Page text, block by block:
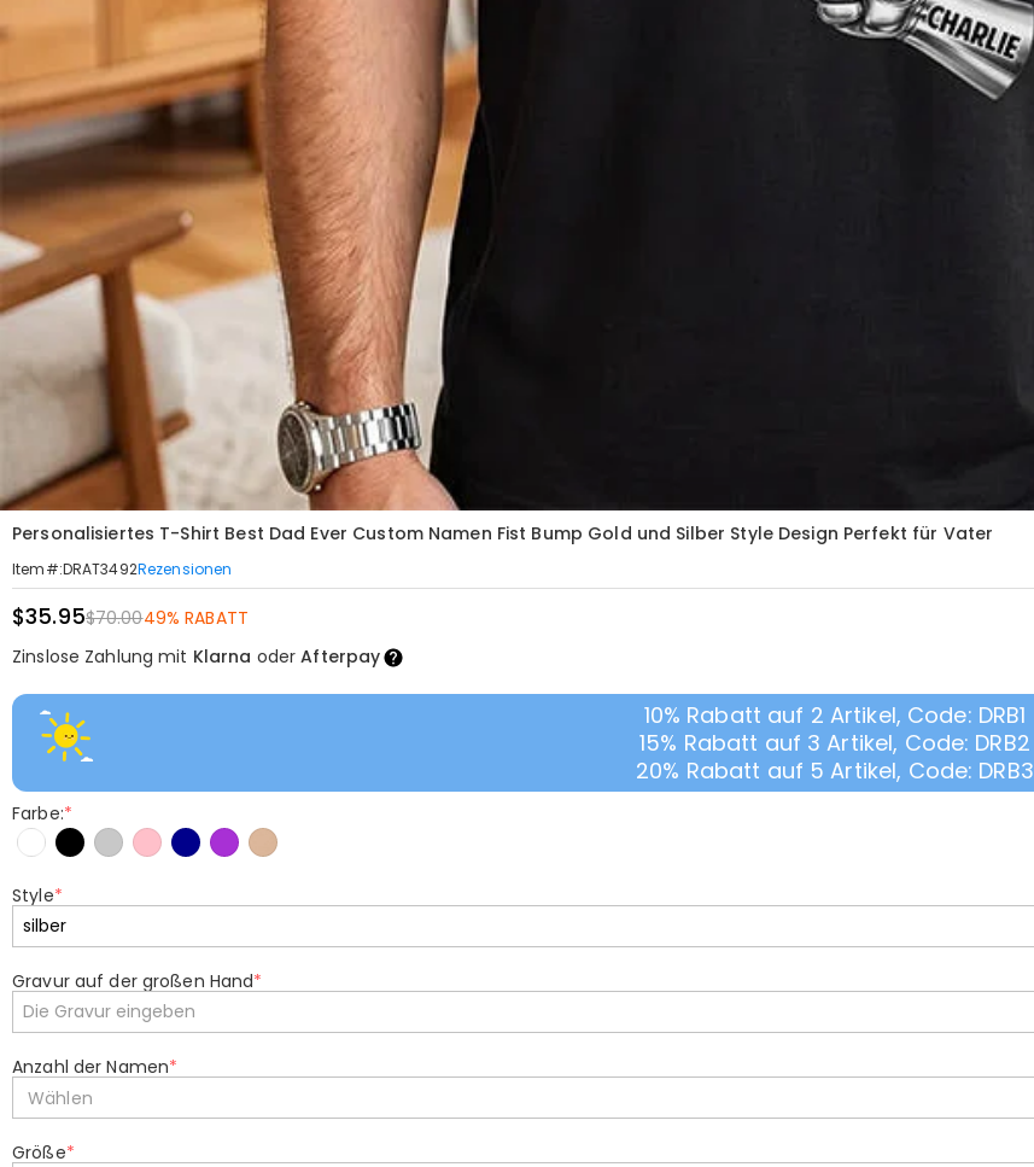
Personalisiertes T-Shirt Best Dad Ever Custom Namen Fist Bump Gold und Silber Style Design Perfekt für Vater
Item#:DRAT3492Rezensionen
$35.95$70.0049% RABATT
Zinslose Zahlung mit Klarna oderAfterpay
10% Rabatt auf 2 Artikel, Code: DRB1
15% Rabatt auf 3 Artikel, Code: DRB2
20% Rabatt auf 5 Artikel, Code: DRB3
Farbe:*
Style*
Gravur auf der großen Hand*
Anzahl der Namen*
Wählen
Größe*